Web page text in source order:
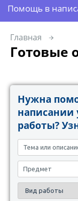
Помощь в
Главная
Готовые
Нужна
написании
работы?